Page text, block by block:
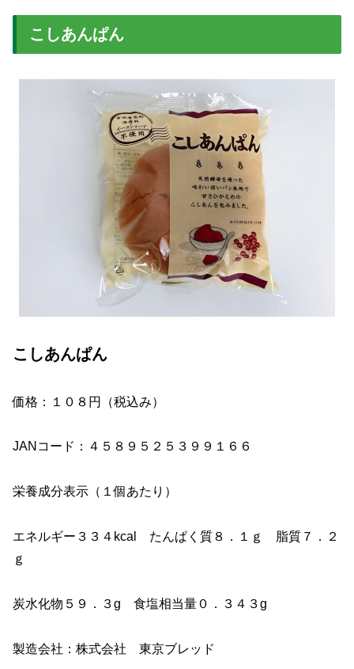
こしあんぱん
こしあんぱん
価格：１０８円（税込み）
JANコード：４５８９５２５３９９１６６
栄養成分表示（１個あたり）
エネルギー３３４kcal たんぱく質８．１ｇ 脂質７．２
ｇ
炭水化物５９．３g 食塩相当量０．３４３g
製造会社：株式会社 東京ブレッド